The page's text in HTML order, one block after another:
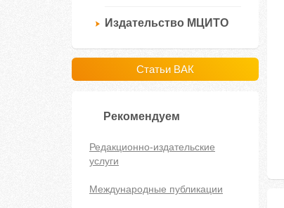
Издательство МЦИТО
Статьи ВАК
Рекомендуем
Редакционно-издательские
услуги
Международные публикации